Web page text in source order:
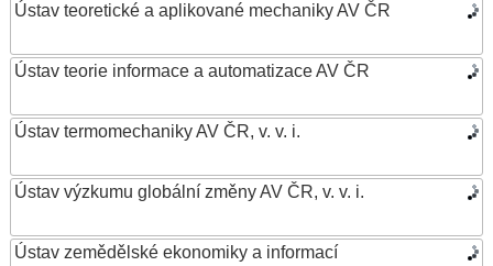
Ústav teoretické a aplikované mechaniky AV ČR
Ústav teorie informace a automatizace AV ČR
Ústav termomechaniky AV ČR, v. v. i.
Ústav výzkumu globální změny AV ČR, v. v. i.
Ústav zemědělské ekonomiky a informací